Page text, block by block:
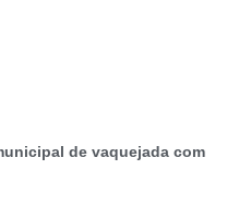
de vaquejada com